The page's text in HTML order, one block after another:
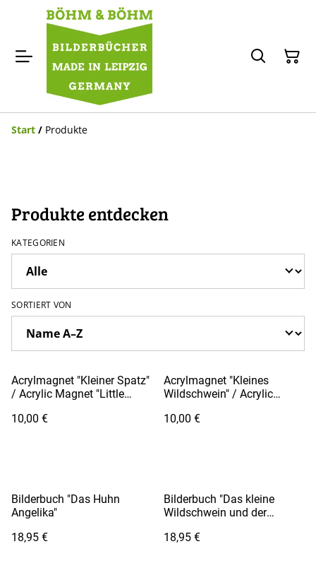
Start / Produkte
Produkte entdecken
KATEGORIEN
SORTIERT VON
Acrylmagnet "Kleiner Spatz"
/ Acrylic Magnet "Little
10,00 €
Acrylmagnet "Kleines
Wildschwein" / Acrylic
10,00 €
Bilderbuch "Das Huhn
Angelika"
18,95 €
Bilderbuch "Das kleine
Wildschwein und der
18,95 €